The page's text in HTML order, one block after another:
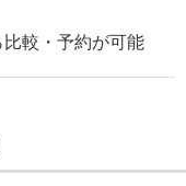
較・予約が可能